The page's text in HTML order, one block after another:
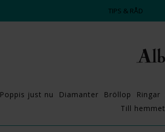
DAGS ATT POPPA?
TIPS & RÅD
Poppis just nu Diamanter Bröllop Ringar
Till hemmet